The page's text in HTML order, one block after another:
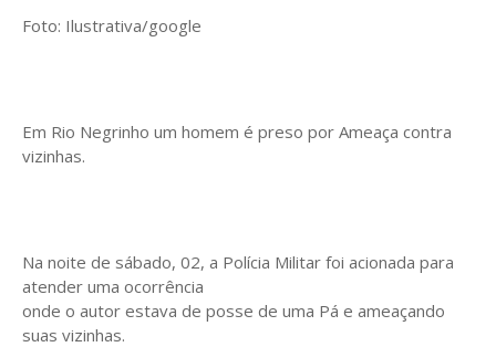
Foto: Ilustrativa/google
Em Rio Negrinho um homem é preso por Ameaça contra
vizinhas.
Na noite de sábado, 02, a Polícia Militar foi acionada para
atender uma ocorrência
onde o autor estava de posse de uma Pá e ameaçando
suas vizinhas.